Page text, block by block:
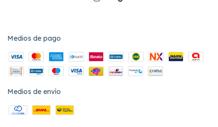
Medios de pago
Medios de envío